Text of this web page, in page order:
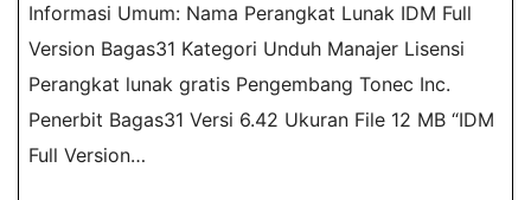
Informasi Umum: Nama Perangkat Lunak IDM Full
Version Bagas31 Kategori Unduh Manajer Lisensi
Perangkat lunak gratis Pengembang Tonec Inc.
Penerbit Bagas31 Versi 6.42 Ukuran File 12 MB “IDM
Full Version…